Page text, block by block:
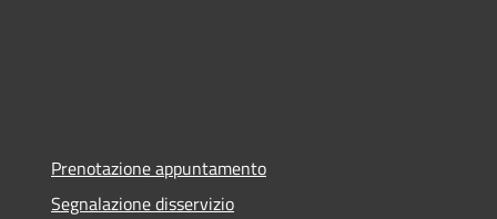
Prenotazione appuntamento
Segnalazione disservizio